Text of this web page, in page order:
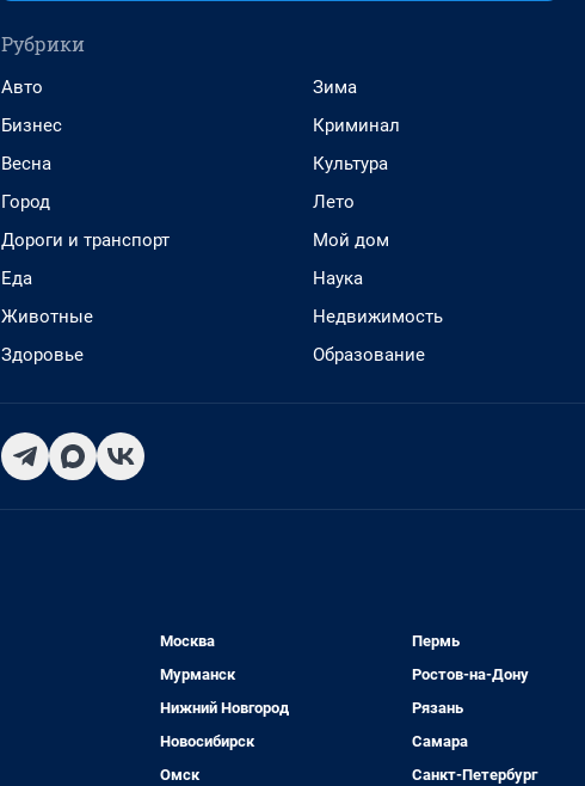
Рубрики
Авто
Бизнес
Весна
Город
Дороги и транспорт
Еда
Животные
Здоровье
Зима
Криминал
Культура
Лето
Мой дом
Наука
Недвижимость
Образование
Москва
Мурманск
Нижний Новгород
Новосибирск
Омск
Пермь
Ростов-на-Дону
Рязань
Самара
Санкт-Петербург